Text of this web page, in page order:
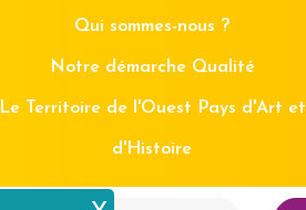
Qui sommes-nous ?
Notre démarche Qualité
Le Territoire de l'Ouest Pays d'Art et
d'Histoire